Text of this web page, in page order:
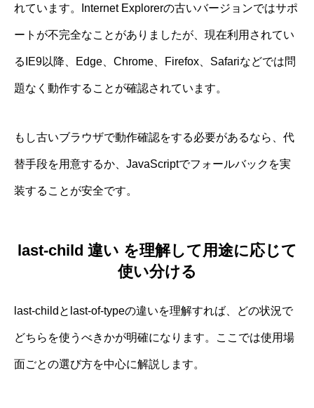
れています。Internet Explorerの古いバージョンではサポ
ートが不完全なことがありましたが、現在利用されてい
るIE9以降、Edge、Chrome、Firefox、Safariなどでは問
題なく動作することが確認されています。
もし古いブラウザで動作確認をする必要があるなら、代
替手段を用意するか、JavaScriptでフォールバックを実
装することが安全です。
last-child 違い を理解して用途に応じて
使い分ける
last-childとlast-of-typeの違いを理解すれば、どの状況で
どちらを使うべきかが明確になります。ここでは使用場
面ごとの選び方を中心に解説します。